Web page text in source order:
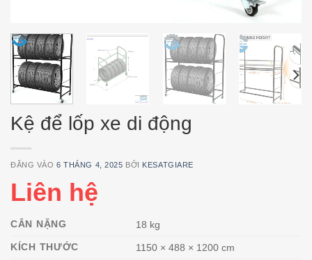
Kệ để lốp xe di động
ĐĂNG VÀO6 THÁNG 4, 2025 BỞI KESATGIARE
Liên hệ
CÂN NẶNG
18 kg
KÍCH THƯỚC
1150 × 488 × 1200 cm